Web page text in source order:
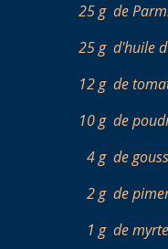
25 g de
25 g d'huile
12 g de
10 g de
4 g de
2 g de
1 g de myrte